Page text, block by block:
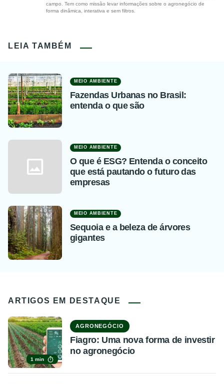
campo. Tem como missão levar informações sobre o agronegócio de
forma dinâmica, interativa e sem filtros.
LEIA TAMBÉM
MEIO AMBIENTE
Fazendas Urbanas no Brasil:
entenda o que são
MEIO AMBIENTE
O que é ESG? Entenda o conceito
que está pautando o futuro das
empresas
MEIO AMBIENTE
Sequoia e a beleza de árvores
gigantes
ARTIGOS EM DESTAQUE
1 min
AGRONEGÓCIO
Fiagro: Uma nova forma de investir
no agronegócio